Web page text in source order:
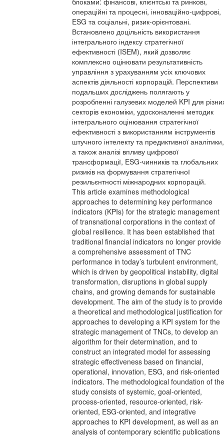
операційні та процесні, інноваційно-цифрові,
ESG та соціальні, ризик-орієнтовані.
Встановлено доцільність використання
інтегрального індексу стратегічної
ефективності (ISEM), який дозволяє
комплексно оцінювати результативність
управління з урахуванням усіх ключових
аспектів діяльності корпорацій. Перспективи
подальших досліджень полягають у
розробленні галузевих моделей KPI для
секторів економіки, удосконаленні методик
інтегрального оцінювання стратегічної
ефективності з використанням інструментів
штучного інтелекту та предиктивної аналітики,
а також аналізі впливу цифрової
трансформації, ESG-чинників та глобальних
ризиків на формування стратегічної
резильєнтності міжнародних корпорацій.
This article examines methodological
approaches to determining key performance
indicators (KPIs) for the strategic management
of transnational corporations in the context of
global resilience. It has been established that
traditional financial indicators no longer provide
a comprehensive assessment of TNC
performance in today’s turbulent environment,
which is driven by geopolitical instability, digital
transformation, disruptions in global supply
chains, and growing demands for sustainable
development. The aim of the study is to provide
a theoretical and methodological justification for
approaches to developing a KPI system for the
strategic management of TNCs, to develop an
algorithm for their determination, and to
construct an integrated model for assessing
strategic effectiveness based on financial,
operational, innovation, ESG, and risk-oriented
indicators. The methodological foundation of the
study consists of systemic, goal-oriented,
process-oriented, resource-oriented, risk-
oriented, ESG-oriented, and integrative
approaches to KPI development, as well as an
analysis of contemporary scientific publications